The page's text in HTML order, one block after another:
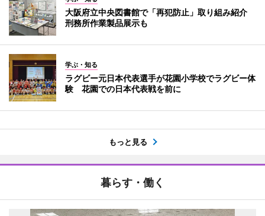
大阪府立中央図書館で「再犯防止」取り組み紹介
刑務所作業製品展示も
学ぶ・知る
ラグビー元日本代表選手が花園小学校でラグビー体
験 花園での日本代表戦を前に
もっと見る
暮らす・働く